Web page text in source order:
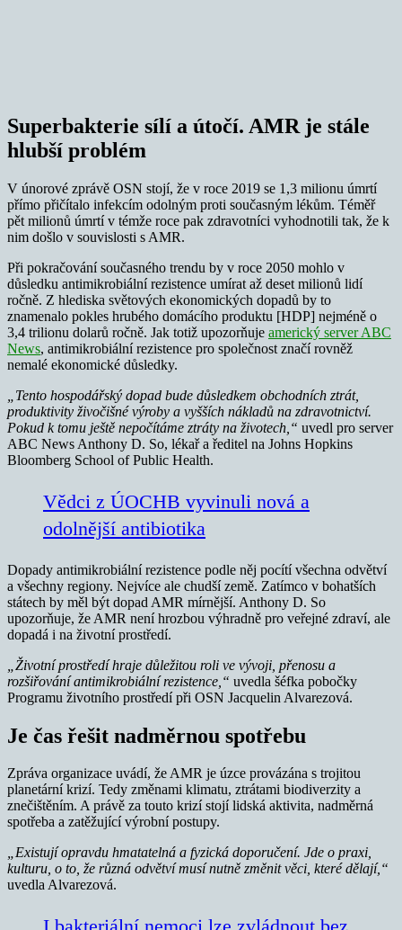
Superbakterie sílí a útočí. AMR je stále
hlubší problém
V únorové zprávě OSN stojí, že v roce 2019 se 1,3 milionu úmrtí
přímo přičítalo infekcím odolným proti současným lékům. Téměř
pět milionů úmrtí v témže roce pak zdravotníci vyhodnotili tak, že k
nim došlo v souvislosti s AMR.
Při pokračování současného trendu by v roce 2050 mohlo v
důsledku antimikrobiální rezistence umírat až deset milionů lidí
ročně. Z hlediska světových ekonomických dopadů by to
znamenalo pokles hrubého domácího produktu [HDP] nejméně o
3,4 trilionu dolarů ročně. Jak totiž upozorňuje americký server ABC
News, antimikrobiální rezistence pro společnost značí rovněž
nemalé ekonomické důsledky.
„Tento hospodářský dopad bude důsledkem obchodních ztrát,
produktivity živočišné výroby a vyšších nákladů na zdravotnictví.
Pokud k tomu ještě nepočítáme ztráty na životech,“ uvedl pro server
ABC News Anthony D. So, lékař a ředitel na Johns Hopkins
Bloomberg School of Public Health.
Vědci z ÚOCHB vyvinuli nová a
odolnější antibiotika
Dopady antimikrobiální rezistence podle něj pocítí všechna odvětví
a všechny regiony. Nejvíce ale chudší země. Zatímco v bohatších
státech by měl být dopad AMR mírnější. Anthony D. So
upozorňuje, že AMR není hrozbou výhradně pro veřejné zdraví, ale
dopadá i na životní prostředí.
„Životní prostředí hraje důležitou roli ve vývoji, přenosu a
rozšiřování antimikrobiální rezistence,“ uvedla šéfka pobočky
Programu životního prostředí při OSN Jacquelin Alvarezová.
Je čas řešit nadměrnou spotřebu
Zpráva organizace uvádí, že AMR je úzce provázána s trojitou
planetární krizí. Tedy změnami klimatu, ztrátami biodiverzity a
znečištěním. A právě za touto krizí stojí lidská aktivita, nadměrná
spotřeba a zatěžující výrobní postupy.
„Existují opravdu hmatatelná a fyzická doporučení. Jde o praxi,
kulturu, o to, že různá odvětví musí nutně změnit věci, které dělají,“
uvedla Alvarezová.